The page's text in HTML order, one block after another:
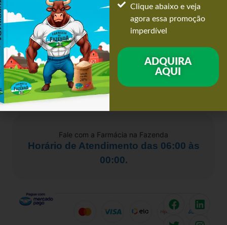
ENTRE EM CONTATO COMIGO!
CLIQUE AQUI AGORA!
Fale com a Farmácia na Fazenda
Horário de Atendimento das 06:00 às
00:00.
Clique abaixo e veja
agora essa promoção
imperdível
ADQUIRA
AQUI